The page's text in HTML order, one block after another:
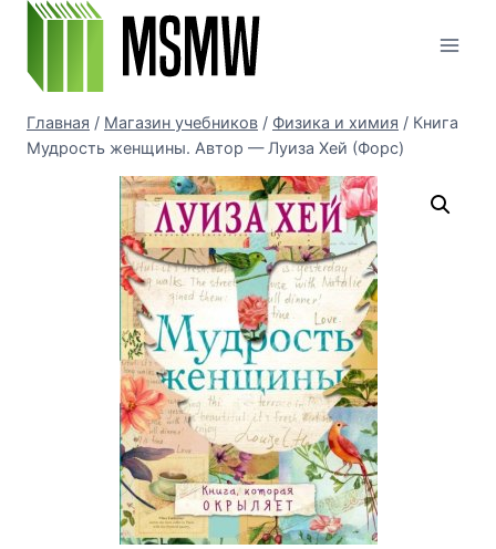
Перейти
содержимому
Главная / Магазин учебников / Физика и химия / Книга
Мудрость женщины. Автор — Луиза Хей (Форс)